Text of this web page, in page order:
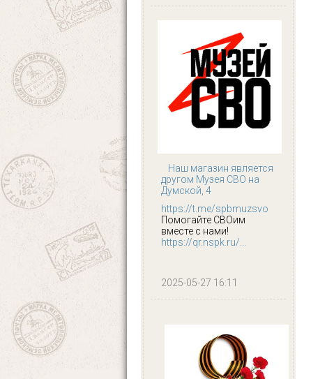
Наш магазин является
другом Музея СВО на
Думской, 4
https://t.me/spbmuzsvo
Помогайте СВОим
вместе с нами!
https://qr.nspk.ru/...
2025-05-27 16:11